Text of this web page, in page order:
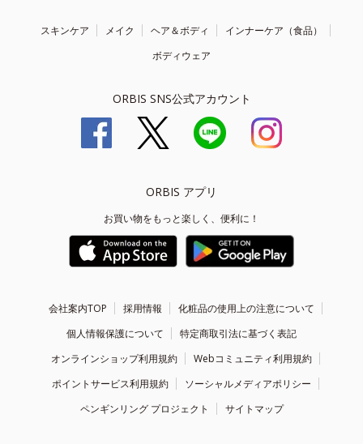
スキンケア メイク ヘア＆ボディ
インナーケア（食品）
ボディウェア
ORBIS SNS公式アカウント
ORBIS アプリ
お買い物をもっと楽しく、便利に！
会社案内TOP 採用情報
化粧品の使用上の注意について
個人情報保護について
特定商取引法に基づく表記
オンラインショップ利用規約
Webコミュニティ利用規約
ポイントサービス利用規約
ソーシャルメディアポリシー
ペンギンリング プロジェクト
サイトマップ